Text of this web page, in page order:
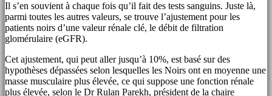
Il s’en souvient à chaque fois qu’il fait des tests sanguins. Juste là,
parmi toutes les autres valeurs, se trouve l’ajustement pour les
patients noirs d’une valeur rénale clé, le débit de filtration
glomérulaire (eGFR).
Cet ajustement, qui peut aller jusqu’à 10%, est basé sur des
hypothèses dépassées selon lesquelles les Noirs ont en moyenne une
masse musculaire plus élevée, ce qui suppose une fonction rénale
plus élevée, selon le Dr Rulan Parekh, président de la chaire